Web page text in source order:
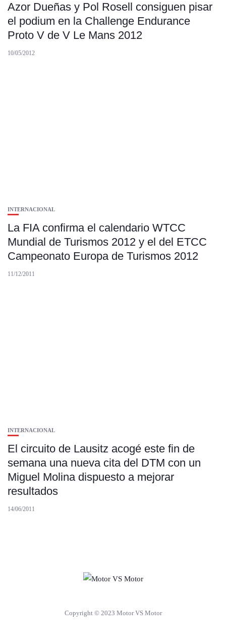
Azor Dueñas y Pol Rosell consiguen pisar
el podium en la Challenge Endurance
Proto V de V Le Mans 2012
10/05/2012
INTERNACIONAL
La FIA confirma el calendario WTCC
Mundial de Turismos 2012 y el del ETCC
Campeonato Europa de Turismos 2012
11/12/2011
INTERNACIONAL
El circuito de Lausitz acogé este fin de
semana una nueva cita del DTM con un
Miguel Molina dispuesto a mejorar
resultados
14/06/2011
Copyright © 2023 Motor VS Motor